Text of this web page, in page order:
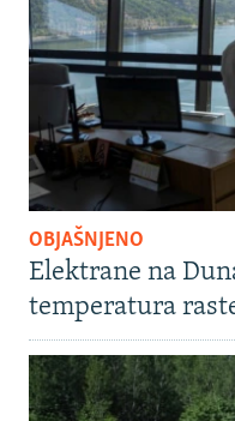
OBJAŠNJENO
Elektrane na
temperatura